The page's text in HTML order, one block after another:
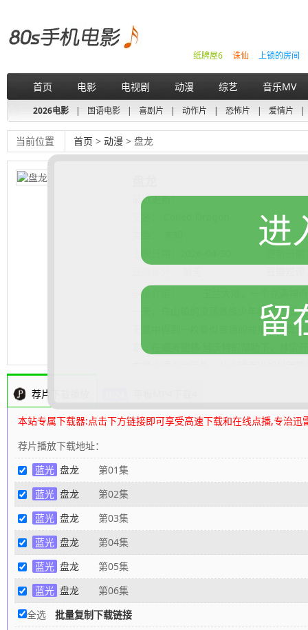
上锁的房间
诛仙
纸牌屋6
首页 电影 电视剧 动漫 综艺 音乐MV
2026电影 | 国语电影 | 喜剧片 | 动作片 | 恐怖片 | 爱情片 |
当前位置 首页 > 动漫 > 盘龙
最近更新：
地区：
上映日期：
剧情介绍：
一天，乌山镇的没落贵族少年林雷·巴鲁
无意中得到一枚看似普通的戒指一一盘
变。在戒灵德林·柯沃特的帮助下，林雷
.......... 展开更多
荐片下载播放
本站专属下载器:点击下方链接即可享受高速下载和在线点播,专治迅
荐片播放下载地址：
蓝光 盘龙 第01集
蓝光 盘龙 第02集
蓝光 盘龙 第03集
蓝光 盘龙 第04集
蓝光 盘龙 第05集
蓝光 盘龙 第06集
全选
批量复制下载链接
进
留